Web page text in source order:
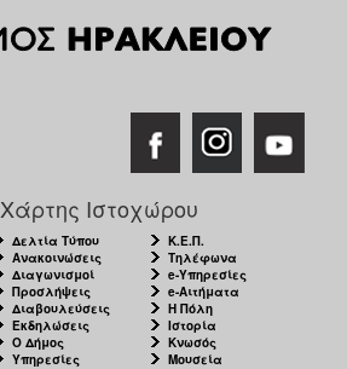
Χάρτης Ιστοχώρου
Δελτία Τύπου
Ανακοινώσεις
Διαγωνισμοί
Προσλήψεις
Διαβουλεύσεις
Εκδηλώσεις
Ο Δήμος
Υπηρεσίες
Κ.Ε.Π.
Τηλέφωνα
e-Υπηρεσίες
e-Αιτήματα
Η Πόλη
Ιστορία
Κνωσός
Μουσεία